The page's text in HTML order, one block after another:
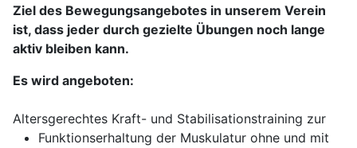
Ziel des Bewegungsangebotes in unserem Verein
ist, dass jeder durch gezielte Übungen noch lange
aktiv bleiben kann.
Es wird angeboten:
Altersgerechtes Kraft- und Stabilisationstraining zur
Funktionserhaltung der Muskulatur ohne und mit